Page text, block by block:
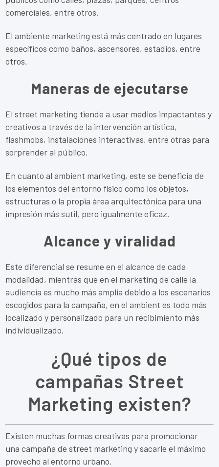
comerciales, entre otros.
El ambiente marketing está más centrado en lugares
específicos como baños, ascensores, estadios, entre
otros.
Maneras de ejecutarse
El street marketing tiende a usar medios impactantes y
creativos a través de la intervención artística,
flashmobs, instalaciones interactivas, entre otras para
sorprender al público.
En cuanto al ambient marketing, este se beneficia de
los elementos del entorno físico como los objetos,
estructuras o la propia área arquitectónica para una
impresión más sutil, pero igualmente eficaz.
Alcance y viralidad
Este diferencial se resume en el alcance de cada
modalidad, mientras que en el marketing de calle la
audiencia es mucho más amplia debido a los escenarios
escogidos para la campaña, en el ambient es todo más
localizado y personalizado para un recibimiento más
individualizado.
¿Qué tipos de
campañas Street
Marketing existen?
Existen muchas formas creativas para promocionar
una campaña de street marketing y sacarle el máximo
provecho al entorno urbano.